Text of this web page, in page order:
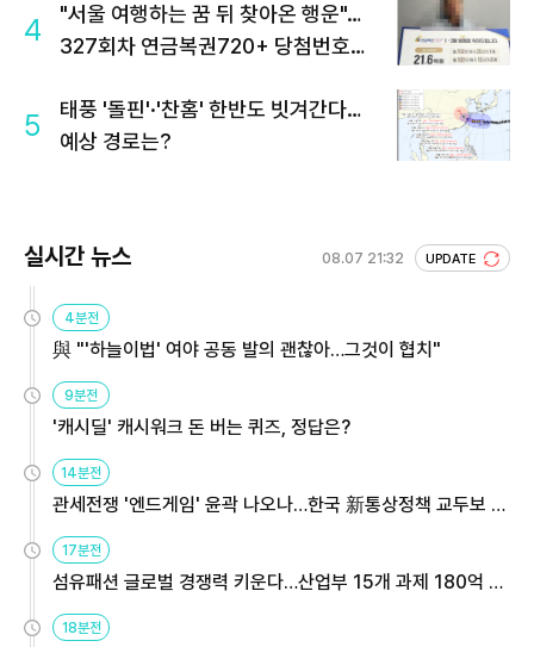
4
"서울 여행하는 꿈 뒤 찾아온 행운"…
327회차 연금복권720+ 당첨번호조
5
태풍 '돌핀'·'찬홈' 한반도 빗겨간다…
예상 경로는?
실시간 뉴스 08.07 21:32 UPDATE
4분전
與 "'하늘이법' 여야 공동 발의 괜찮아…그것이 협치"
9분전
'캐시딜' 캐시워크 돈 버는 퀴즈, 정답은?
14분전
관세전쟁 '엔드게임' 윤곽 나오나…한국 新통상정책 교두보 활
용해야
17분전
섬유패션 글로벌 경쟁력 키운다…산업부 15개 과제 180억 지
원
18분전